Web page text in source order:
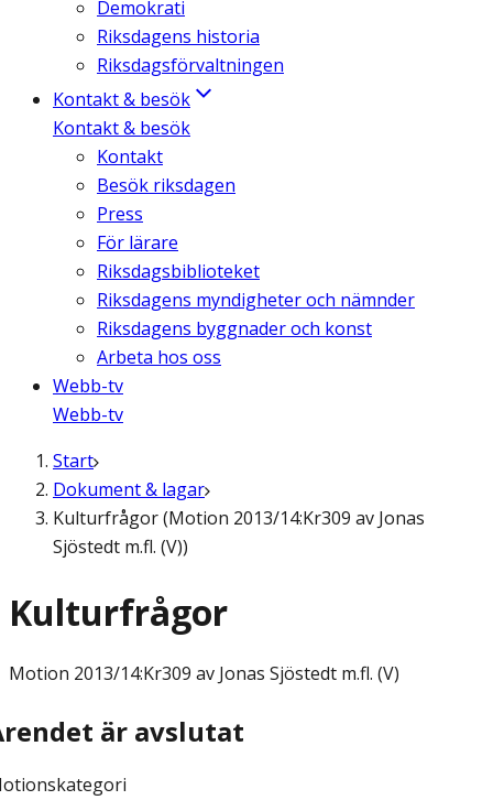
Demokrati
Riksdagens historia
Riksdagsförvaltningen
Kontakt & besök
Kontakt & besök
Kontakt
Besök riksdagen
Press
För lärare
Riksdagsbiblioteket
Riksdagens myndigheter och nämnder
Riksdagens byggnader och konst
Arbeta hos oss
Webb-tv
Webb-tv
Start
Dokument & lagar
Kulturfrågor (Motion 2013/14:Kr309 av Jonas
Sjöstedt m.fl. (V))
Kulturfrågor
Motion 2013/14:Kr309 av Jonas Sjöstedt m.fl. (V)
är avslutat